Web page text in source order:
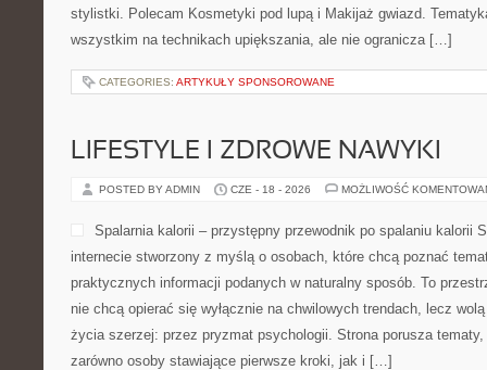
stylistki. Polecam Kosmetyki pod lupą i Makijaż gwiazd.
wszystkim na technikach upiększania, ale nie ogranicza […]
CATEGORIES: ARTYKUŁY SPONSOROWANE
LIFESTYLE I ZDROWE NAWYKI
POSTED BY ADMIN CZE - 18 - 2026 MOŻLIWOŚĆ
Spalarnia kalorii – przystępny przewodnik po spalaniu kalorii
internecie stworzony z myślą o osobach, które chcą poznać
praktycznych informacji podanych w naturalny sposób. To
nie chcą opierać się wyłącznie na chwilowych trendach, lecz
życia szerzej: przez pryzmat psychologii. Strona porusza
zarówno osoby stawiające pierwsze kroki, jak i […]